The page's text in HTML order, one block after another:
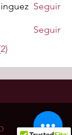
Seguir
Seguir